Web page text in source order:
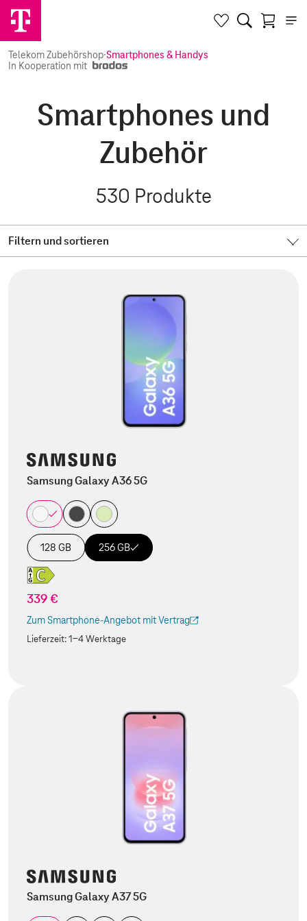
Telekom Zubehörshop·Smartphones & Handys
In Kooperation mit
Smartphones und
Zubehör
530 Produkte
Filtern und sortieren
Samsung Galaxy A36 5G
128 GB 256 GB
339 €
Zum Smartphone-Angebot mit Vertrag
(Der Link wird in einem neuen Tab geöffnet)
Lieferzeit:1-4 Werktage
Samsung Galaxy A37 5G